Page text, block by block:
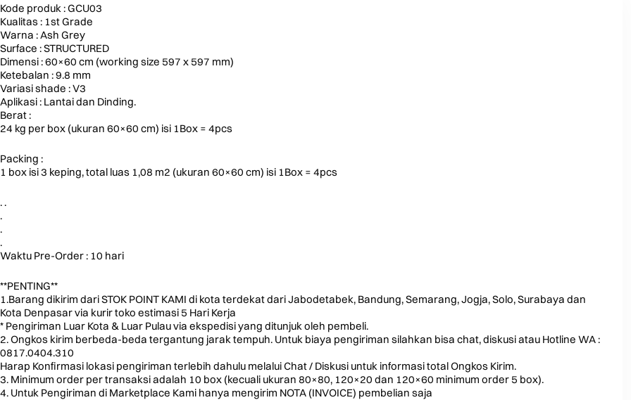
Kode produk : GCU03
Kualitas : 1st Grade
Warna : Ash Grey
Surface : STRUCTURED
Dimensi : 60×60 cm (working size 597 x 597 mm)
Ketebalan : 9.8 mm
Variasi shade : V3
Aplikasi : Lantai dan Dinding.
Berat :
24 kg per box (ukuran 60×60 cm) isi 1Box = 4pcs
Packing :
1 box isi 3 keping, total luas 1,08 m2 (ukuran 60×60 cm) isi 1Box = 4pcs
. .
.
.
.
Waktu Pre-Order : 10 hari
**PENTING**
1.Barang dikirim dari STOK POINT KAMI di kota terdekat dari Jabodetabek, Bandung, Semarang, Jogja, Solo, Surabaya dan
Kota Denpasar via kurir toko estimasi 5 Hari Kerja
* Pengiriman Luar Kota & Luar Pulau via ekspedisi yang ditunjuk oleh pembeli.
2. Ongkos kirim berbeda-beda tergantung jarak tempuh. Untuk biaya pengiriman silahkan bisa chat, diskusi atau Hotline WA :
0817.0404.310
Harap Konfirmasi lokasi pengiriman terlebih dahulu melalui Chat / Diskusi untuk informasi total Ongkos Kirim.
3. Minimum order per transaksi adalah 10 box (kecuali ukuran 80×80, 120×20 dan 120×60 minimum order 5 box).
4. Untuk Pengiriman di Marketplace Kami hanya mengirim NOTA (INVOICE) pembelian saja